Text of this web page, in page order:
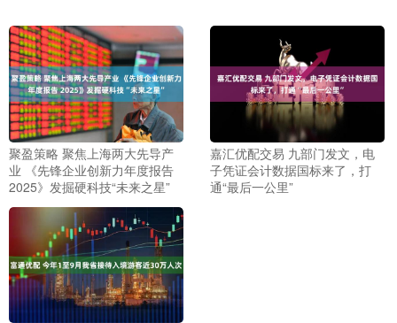
聚盈策略 聚焦上海两大先导产
业 《先锋企业创新力年度报告
2025》发掘硬科技“未来之星”
嘉汇优配交易 九部门发文，电
子凭证会计数据国标来了，打
通“最后一公里”